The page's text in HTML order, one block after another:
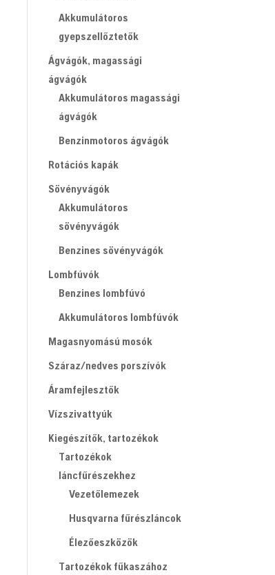
Akkumulátoros
gyepszellőztetők
Ágvágók, magassági
ágvágók
Akkumulátoros magassági
ágvágók
Benzinmotoros ágvágók
Rotációs kapák
Sövényvágók
Akkumulátoros
sövényvágók
Benzines sövényvágók
Lombfúvók
Benzines lombfúvó
Akkumulátoros lombfúvók
Magasnyomású mosók
Száraz/nedves porszívók
Áramfejlesztők
Vízszivattyúk
Kiegészítők, tartozékok
Tartozékok
láncfűrészekhez
Vezetőlemezek
Husqvarna fűrészláncok
Élezőeszközök
Tartozékok fűkaszához